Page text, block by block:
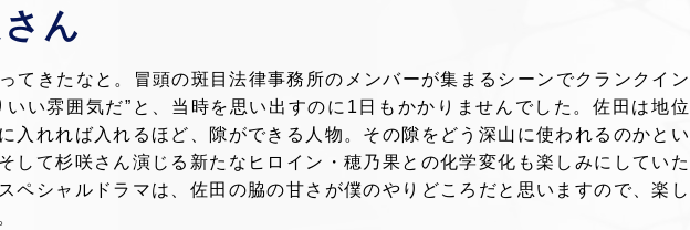
ん
てきたなと。冒頭の斑目法律事務所のメンバーが集まるシーンでクランクイン
いい雰囲気だ”と、当時を思い出すのに1日もかかりませんでした。佐田は地位
入れれば入れるほど、隙ができる人物。その隙をどう深山に使われるのかとい
して杉咲さん演じる新たなヒロイン・穂乃果との化学変化も楽しみにしていた
ペシャルドラマは、佐田の脇の甘さが僕のやりどころだと思いますので、楽し